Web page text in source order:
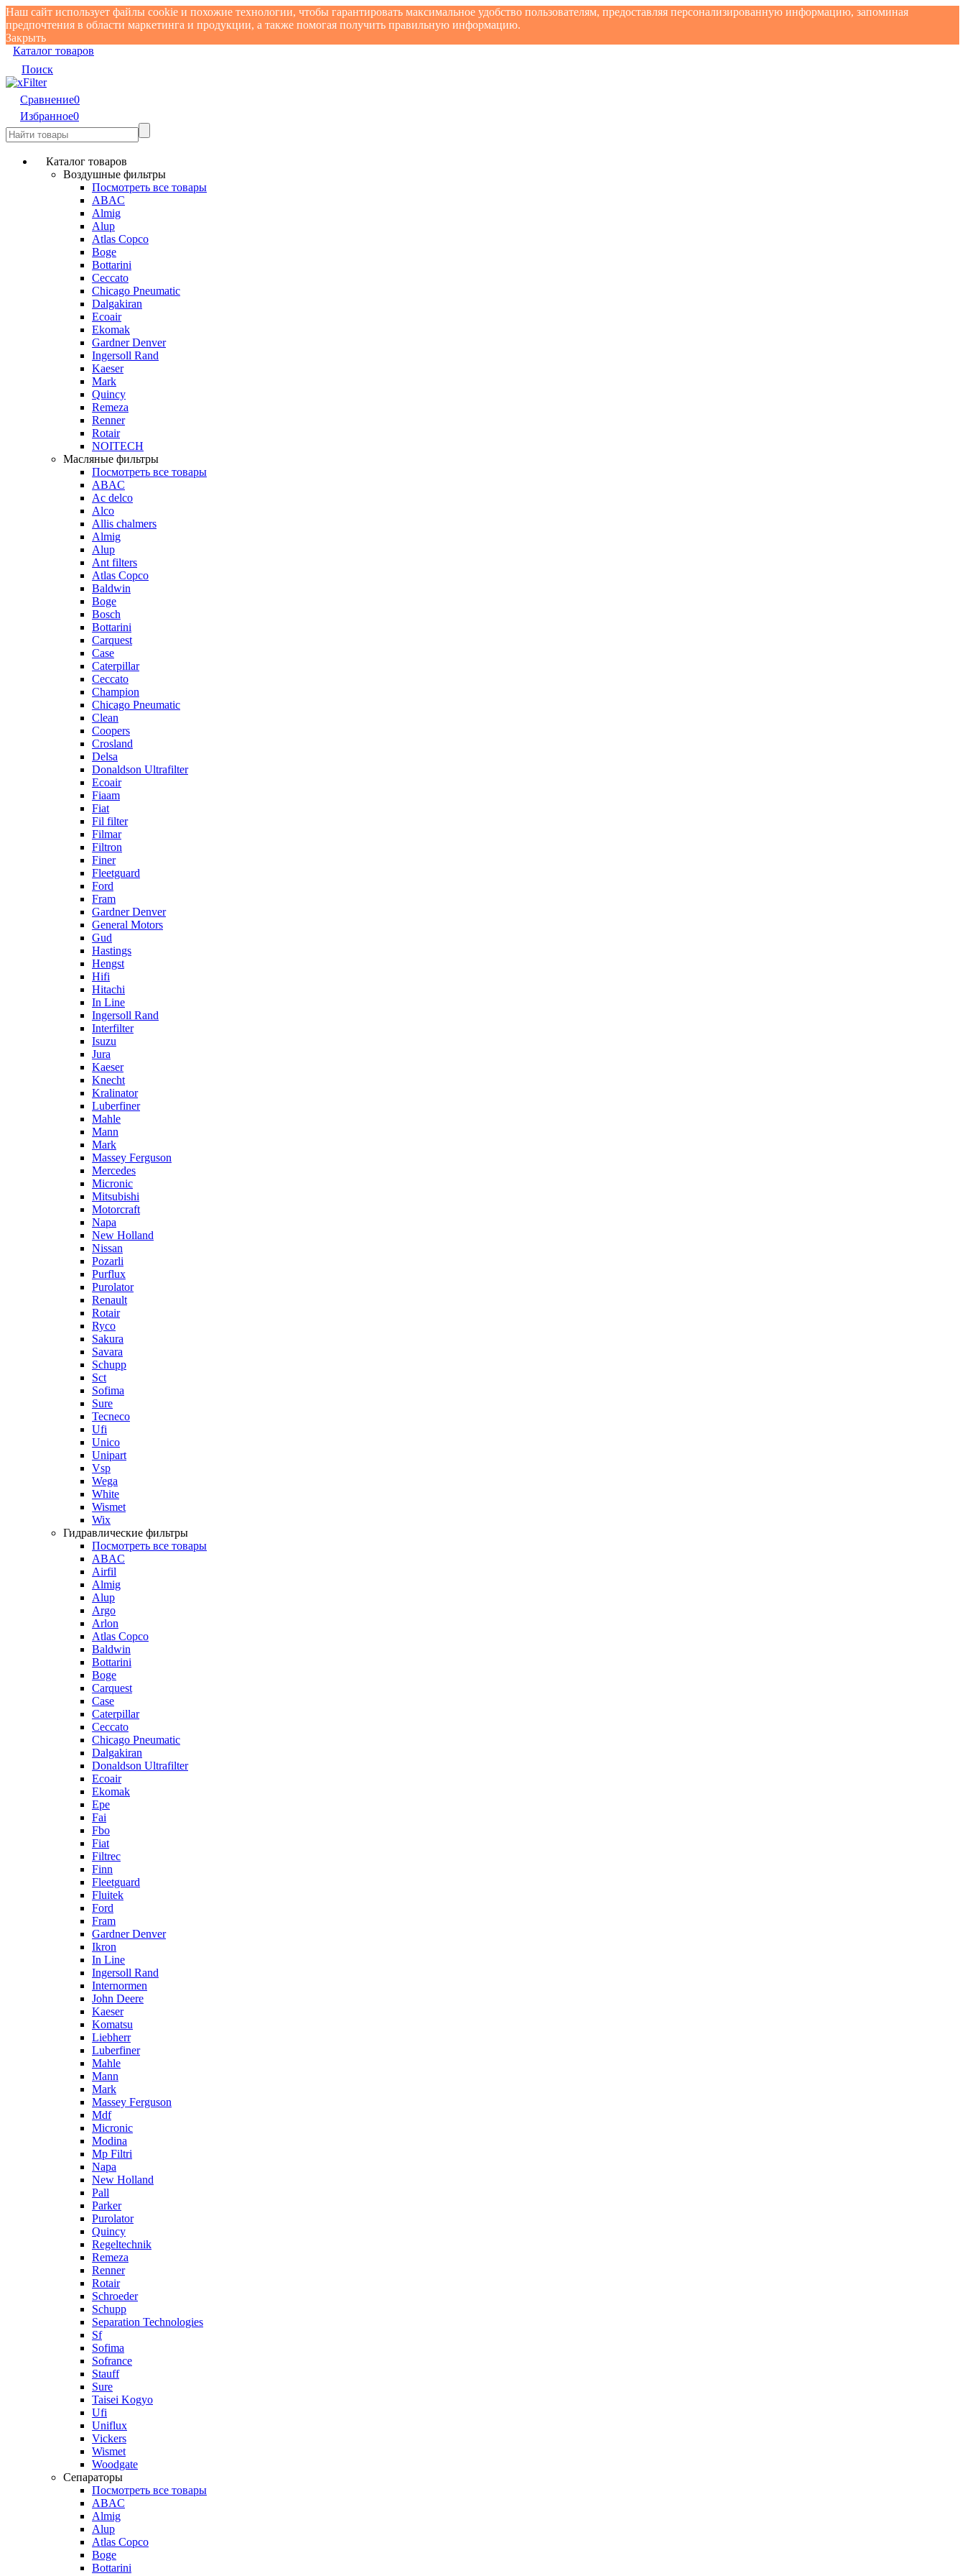
Наш сайт использует файлы cookie и похожие технологии, чтобы гарантировать максимальное удобство пользователям, предоставляя персонализированную информацию, запоминая
предпочтения в области маркетинга и продукции, а также помогая получить правильную информацию.
Закрыть
Каталог товаров
Поиск
Сравнение0
Избранное0
Каталог товаров
Воздушные фильтры
Посмотреть все товары
ABAC
Almig
Alup
Atlas Copco
Boge
Bottarini
Ceccato
Chicago Pneumatic
Dalgakiran
Ecoair
Ekomak
Gardner Denver
Ingersoll Rand
Kaeser
Mark
Quincy
Remeza
Renner
Rotair
NOITECH
Масляные фильтры
Посмотреть все товары
ABAC
Ac delco
Alco
Allis chalmers
Almig
Alup
Ant filters
Atlas Copco
Baldwin
Boge
Bosch
Bottarini
Carquest
Case
Caterpillar
Ceccato
Champion
Chicago Pneumatic
Clean
Coopers
Crosland
Delsa
Donaldson Ultrafilter
Ecoair
Fiaam
Fiat
Fil filter
Filmar
Filtron
Finer
Fleetguard
Ford
Fram
Gardner Denver
General Motors
Gud
Hastings
Hengst
Hifi
Hitachi
In Line
Ingersoll Rand
Interfilter
Isuzu
Jura
Kaeser
Knecht
Kralinator
Luberfiner
Mahle
Mann
Mark
Massey Ferguson
Mercedes
Micronic
Mitsubishi
Motorcraft
Napa
New Holland
Nissan
Pozarli
Purflux
Purolator
Renault
Rotair
Ryco
Sakura
Savara
Schupp
Sct
Sofima
Sure
Tecneco
Ufi
Unico
Unipart
Vsp
Wega
White
Wismet
Wix
Гидравлические фильтры
Посмотреть все товары
ABAC
Airfil
Almig
Alup
Argo
Arlon
Atlas Copco
Baldwin
Bottarini
Boge
Carquest
Case
Caterpillar
Ceccato
Chicago Pneumatic
Dalgakiran
Donaldson Ultrafilter
Ecoair
Ekomak
Epe
Fai
Fbo
Fiat
Filtrec
Finn
Fleetguard
Fluitek
Ford
Fram
Gardner Denver
Ikron
In Line
Ingersoll Rand
Internormen
John Deere
Kaeser
Komatsu
Liebherr
Luberfiner
Mahle
Mann
Mark
Massey Ferguson
Mdf
Micronic
Modina
Mp Filtri
Napa
New Holland
Pall
Parker
Purolator
Quincy
Regeltechnik
Remeza
Renner
Rotair
Schroeder
Schupp
Separation Technologies
Sf
Sofima
Sofrance
Stauff
Sure
Taisei Kogyo
Ufi
Uniflux
Vickers
Wismet
Woodgate
Сепараторы
Посмотреть все товары
ABAC
Almig
Alup
Atlas Copco
Boge
Bottarini